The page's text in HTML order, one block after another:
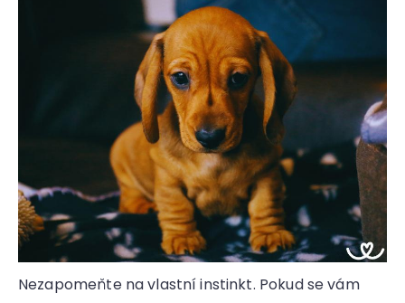
Nezapomeňte na vlastní instinkt. Pokud se vám